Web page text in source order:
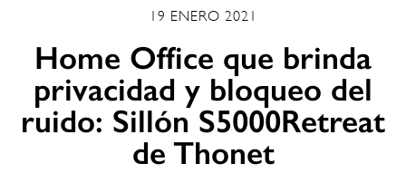
19 ENERO 2021
Home Office que brinda
privacidad y bloqueo del
ruido: Sillón S5000Retreat
de Thonet